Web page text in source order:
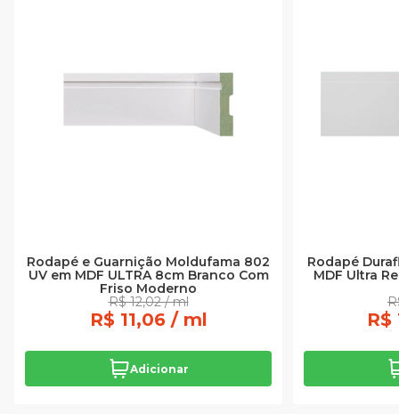
Rodapé e Guarnição Moldufama 802
UV em MDF ULTRA 8cm Branco Com
Friso Moderno
R$ 12,02 / ml
R$ 11,06 / ml
Adicionar
Rodapé
MDF Ultra
R$